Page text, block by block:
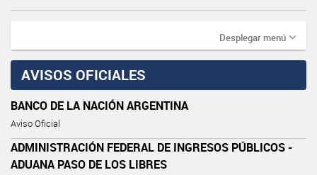
Desplegar menú
AVISOS OFICIALES
BANCO DE LA NACIÓN ARGENTINA
Aviso Oficial
ADMINISTRACIÓN FEDERAL DE INGRESOS PÚBLICOS -
ADUANA PASO DE LOS LIBRES